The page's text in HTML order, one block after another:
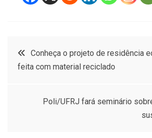
Navegação
Conheça o projeto de residência
feita com material reciclado
Poli/UFRJ fará seminário